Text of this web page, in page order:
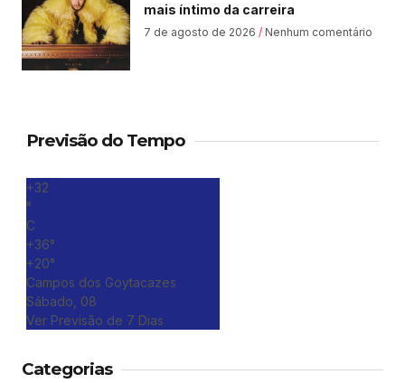
mais íntimo da carreira
7 de agosto de 2026 Nenhum comentário
Previsão do Tempo
+32
°
C
+36°
+20°
Campos dos Goytacazes
Sábado, 08
Ver Previsão de 7 Dias
Categorias